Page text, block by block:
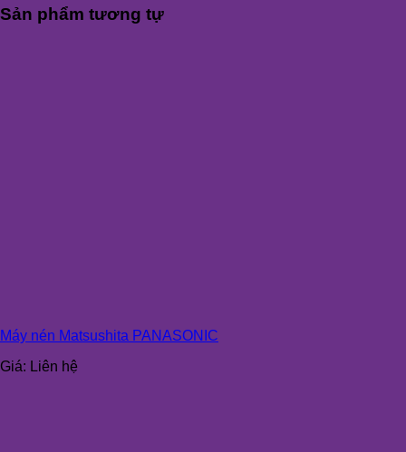
Sản phẩm tương tự
Máy nén Matsushita PANASONIC
Giá: Liên hệ